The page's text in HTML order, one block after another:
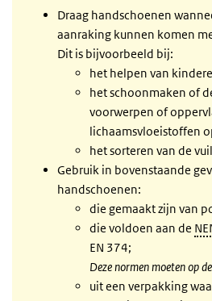
Draag handschoenen
aanraking kunnen komen
Dit is bijvoorbeeld bij:
het helpen van
het schoonmaken of
voorwerpen of
lichaamsvloeistoffen
het sorteren van de
Gebruik in bovenstaande
handschoenen:
die gemaakt zijn van
die voldoen aan de
EN 374;
Deze normen moeten op
uit een verpakking